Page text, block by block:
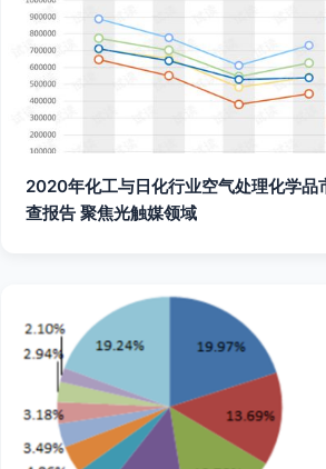
2020年化工与日化行业空气处理化学品
查报告 聚焦光触媒领域